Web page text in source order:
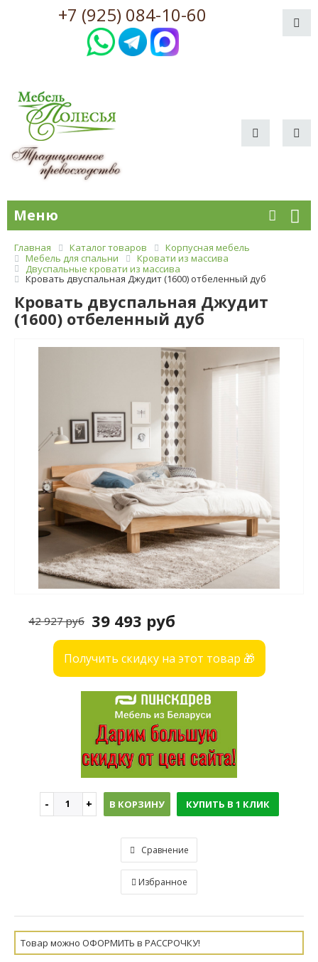
+7 (925) 084-10-60
Меню
Главная Каталог товаров
Корпусная мебель
Мебель для спальни
Кровати из массива
Двуспальные кровати из массива
Кровать двуспальная Джудит (1600) отбеленный дуб
Кровать двуспальная Джудит
(1600) отбеленный дуб
39 493 руб
42 927 руб
Получить скидку на этот товар 🎁
В КОРЗИНУ КУПИТЬ В 1 КЛИК
Сравнение
Избранное
Товар можно ОФОРМИТЬ в РАССРОЧКУ!